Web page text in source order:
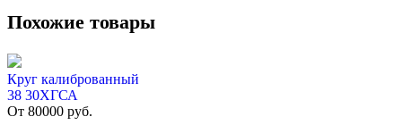
Похожие товары
Круг калиброванный
38 30ХГСА
От 80000 руб.